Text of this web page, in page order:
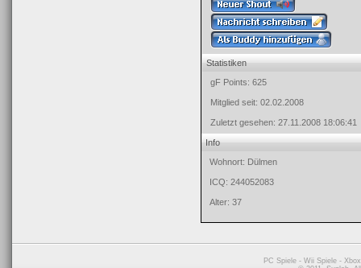
Statistiken
gF Points: 625
Mitglied seit: 02.02.2008
Zuletzt gesehen: 27.11.2008 18:06:41
Info
Wohnort: Dülmen
ICQ: 244052083
Alter: 37
PC Spiele -Wii Spiele -